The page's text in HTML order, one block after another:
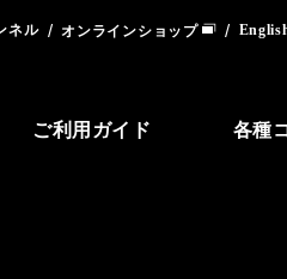
ご利用ガイド 各種
ネル オンラインショップ